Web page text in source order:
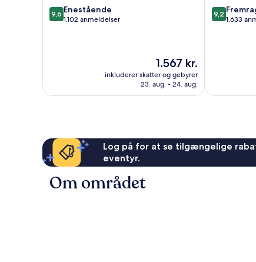
9.6
ud
9,6 Enestående
1.102 anmeldelser
Prisen
er
1.567 kr.
1.567 kr.
inkluderer skatter og gebyrer
23. aug. - 24. aug.
9.2
ud
9,2
1.633
Log på for at se tilgængelige
eventyr.
Om området